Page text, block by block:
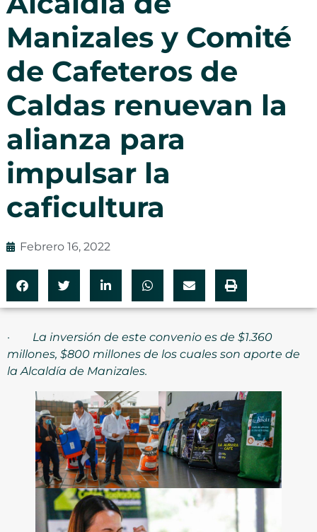
Manizales y Comité
de Cafeteros de
Caldas renuevan la
alianza para
impulsar la
caficultura
Febrero 16, 2022
· La inversión de este convenio es de $1.360
millones, $800 millones de los cuales son aporte de
la Alcaldía de Manizales.